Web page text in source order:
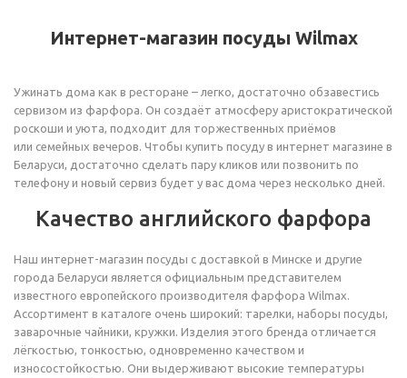
Интернет-магазин посуды Wilmax
Ужинать дома как в ресторане – легко, достаточно обзавестись
сервизом из фарфора. Он создаёт атмосферу аристократической
роскоши и уюта, подходит для торжественных приёмов
или семейных вечеров. Чтобы купить посуду в интернет магазине в
Беларуси, достаточно сделать пару кликов или позвонить по
телефону и новый сервиз будет у вас дома через несколько дней.
Качество английского фарфора
Наш интернет-магазин посуды с доставкой в Минске и другие
города Беларуси является официальным представителем
известного европейского производителя фарфора Wilmax.
Ассортимент в каталоге очень широкий: тарелки, наборы посуды,
заварочные чайники, кружки. Изделия этого бренда отличается
лёгкостью, тонкостью, одновременно качеством и
износостойкостью. Они выдерживают высокие температуры